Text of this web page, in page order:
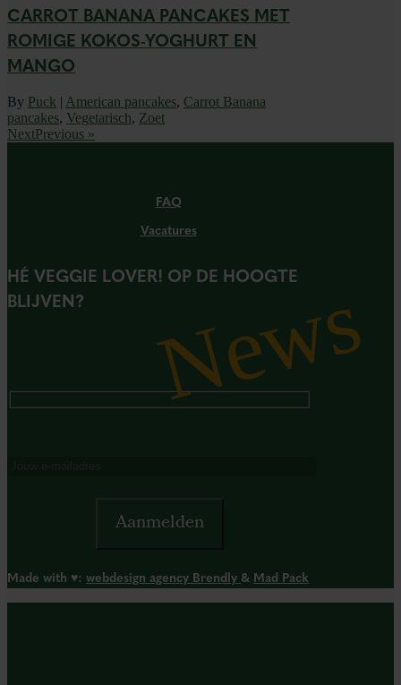
CARROT BANANA PANCAKES MET
ROMIGE KOKOS-YOGHURT EN
MANGO
By Puck | American pancakes, Carrot Banana
pancakes, Vegetarisch, Zoet
NextPrevious »
FAQ
Vacatures
HÉ VEGGIE LOVER! OP DE HOOGTE
BLIJVEN?
News
Made with ♥︎: webdesign agency Brendly & Mad Pack